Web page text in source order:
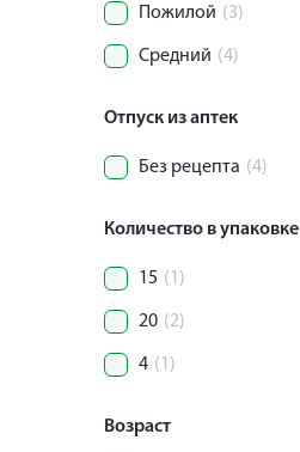
Пожилой (3)
Средний (4)
Отпуск из аптек
Без рецепта (4)
Количество в упаковке
15 (1)
20 (2)
4 (1)
Возраст